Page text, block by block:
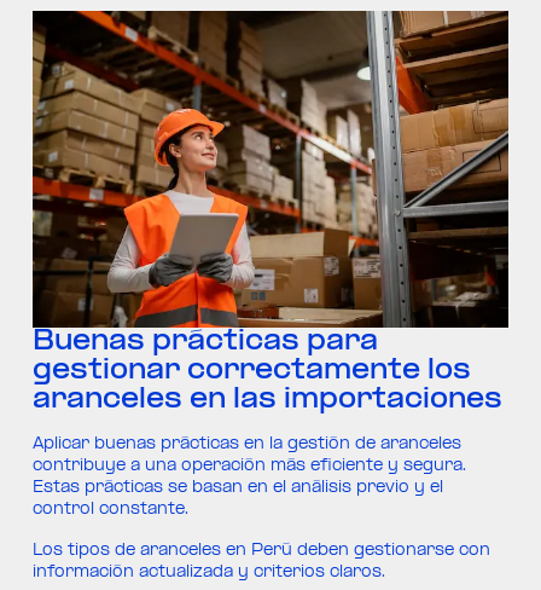
Buenas prácticas para
gestionar correctamente los
aranceles en las importaciones
Aplicar buenas prácticas en la gestión de aranceles
contribuye a una operación más eficiente y segura.
Estas prácticas se basan en el análisis previo y el
control constante.
Los tipos de aranceles en Perú deben gestionarse con
información actualizada y criterios claros.